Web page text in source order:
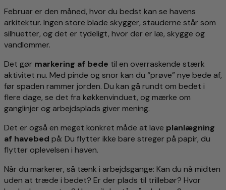
Februar er den måned, hvor du bedst kan se havens
arkitektur. Ingen store blade skygger, stauderne står som
silhuetter, og det er tydeligt, hvor der er læ, skygge og
vandlommer.
Det gør markering af bede til en overraskende stærk
aktivitet nu. Med pinde og snor kan du “prøve” nye bede af,
før spaden rammer jorden. Du kan gå rundt om bedet i
flere dage, se det fra køkkenvinduet, og mærke om
ganglinjer og arbejdsplads giver mening.
Det er også en meget konkret måde at lave planlægning
af havebed på: Du flytter ikke bare streger på papir, du
flytter oplevelsen i haven.
Når du markerer, så tænk i arbejdsgange: Kan du nå midten
uden at træde i bedet? Er der plads til trillebør? Hvor